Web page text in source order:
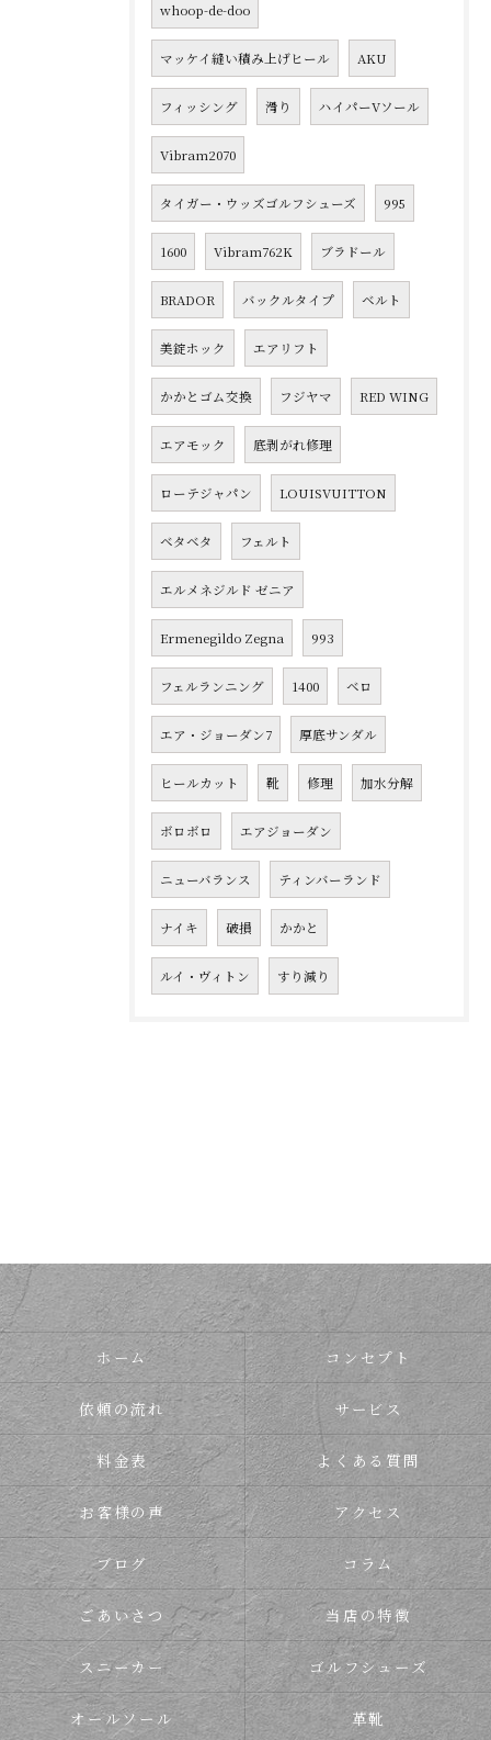
whoop-de-doo
マッケイ縫い積み上げヒール AKU
フィッシング 滑り ハイパーVソール
Vibram2070
タイガー・ウッズゴルフシューズ 995
1600 Vibram762K ブラドール
BRADOR バックルタイプ ベルト
美錠ホック エアリフト
かかとゴム交換 フジヤマ RED WING
エアモック 底剥がれ修理
ローテジャパン LOUISVUITTON
ベタベタ フェルト
エルメネジルド ゼニア
Ermenegildo Zegna 993
フェルランニング 1400 ベロ
エア・ジョーダン7 厚底サンダル
ヒールカット 靴 修理 加水分解
ボロボロ エアジョーダン
ニューバランス ティンバーランド
ナイキ 破損 かかと
ルイ・ヴィトン すり減り
ホーム コンセプト
依頼の流れ サービス
料金表 よくある質問
お客様の声 アクセス
ブログ コラム
ごあいさつ 当店の特徴
スニーカー ゴルフシューズ
オールソール 革靴